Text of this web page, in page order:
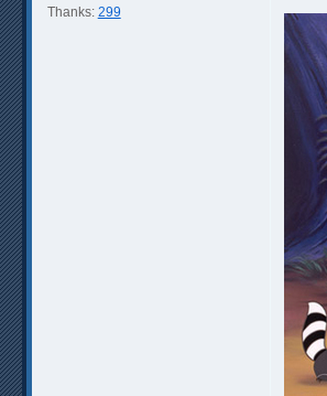
Thanks: 299